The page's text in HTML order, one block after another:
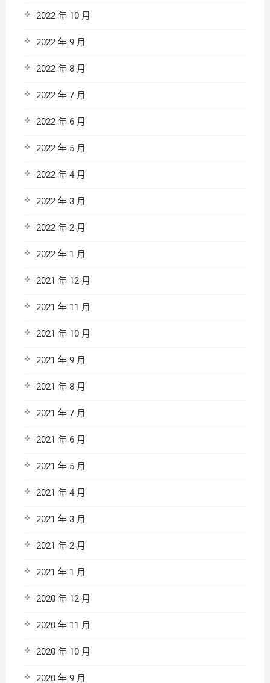
2022 年 10 月
2022 年 9 月
2022 年 8 月
2022 年 7 月
2022 年 6 月
2022 年 5 月
2022 年 4 月
2022 年 3 月
2022 年 2 月
2022 年 1 月
2021 年 12 月
2021 年 11 月
2021 年 10 月
2021 年 9 月
2021 年 8 月
2021 年 7 月
2021 年 6 月
2021 年 5 月
2021 年 4 月
2021 年 3 月
2021 年 2 月
2021 年 1 月
2020 年 12 月
2020 年 11 月
2020 年 10 月
2020 年 9 月